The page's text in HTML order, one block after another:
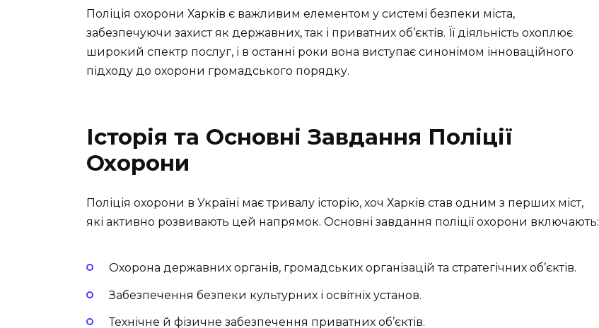
Поліція охорони Харків є важливим елементом у системі безпеки міста,
забезпечуючи захист як державних, так і приватних об’єктів. Її діяльність охоплює
широкий спектр послуг, і в останні роки вона виступає синонімом інноваційного
підходу до охорони громадського порядку.
Історія та Основні Завдання Поліції
Охорони
Поліція охорони в Україні має тривалу історію, хоч Харків став одним з перших міст,
які активно розвивають цей напрямок. Основні завдання поліції охорони включають:
Охорона державних органів, громадських організацій та стратегічних об’єктів.
Забезпечення безпеки культурних і освітніх установ.
Технічне й фізичне забезпечення приватних об’єктів.